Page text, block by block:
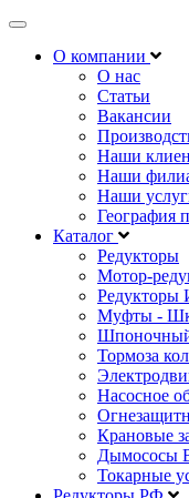
Открыть
навигациюО компании
О нас
Статьи
Вакансии
Наши
Наши
Наши
География
Каталог
Редукторы
Мотор-
Редукторы
Муфты -
Тормоза
Насосное
Крановые
Дымососы
Токарные